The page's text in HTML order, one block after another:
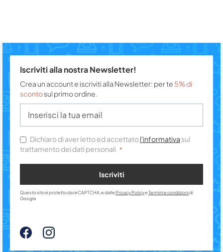
Iscriviti alla nostra Newsletter!
Crea un account e iscriviti alla Newsletter: per te 5% di
scontosul primo ordine.
Dichiaro di aver letto ed accettatol'informativa sul
trattamento dei dati personali
Iscriviti
Questo sito è protetto da reCAPTCHA, e dalle Privacy PolicyeTermini e condizionidi
Google